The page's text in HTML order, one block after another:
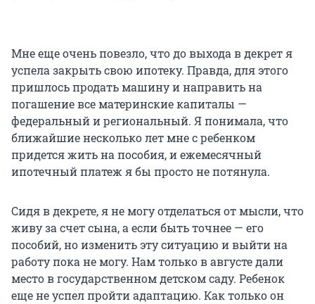
Мне еще очень повезло, что до выхода в декрет я
успела закрыть свою ипотеку. Правда, для этого
пришлось продать машину и направить на
погашение все материнские капиталы —
федеральный и региональный. Я понимала, что
ближайшие несколько лет мне с ребенком
придется жить на пособия, и ежемесячный
ипотечный платеж я бы просто не потянула.
Сидя в декрете, я не могу отделаться от мысли, что
живу за счет сына, а если быть точнее — его
пособий, но изменить эту ситуацию и выйти на
работу пока не могу. Нам только в августе дали
место в государственном детском саду. Ребенок
еще не успел пройти адаптацию. Как только он